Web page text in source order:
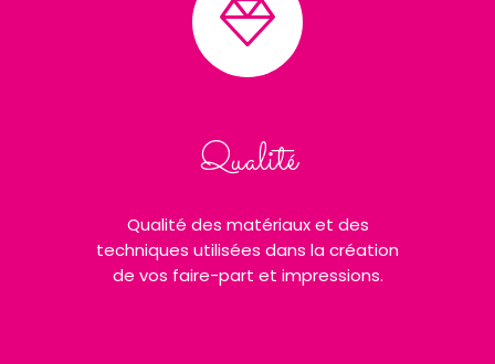
Qualité
Qualité des matériaux et des
techniques utilisées dans la création
de vos faire-part et impressions.